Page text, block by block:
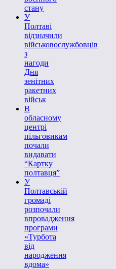
стану
У
Полтаві
відзначили
військовослужбовців
з
нагоди
Дня
зенітних
ракетних
військ
В
обласному
центрі
пільговикам
почали
видавати
“Картку
полтавця”
У
Полтавській
громаді
розпочали
впровадження
програми
«Турбота
від
народження
вдома»